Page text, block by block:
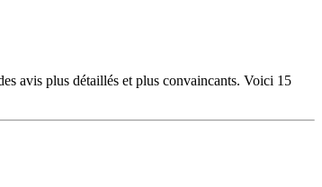
avis plus détaillés et plus convaincants. Voici 15